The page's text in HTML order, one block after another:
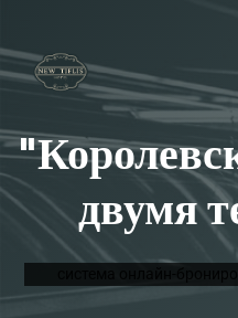
двумя
система онлайн-